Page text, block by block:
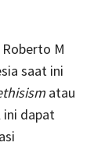
M
saat ini
atau
ini dapat